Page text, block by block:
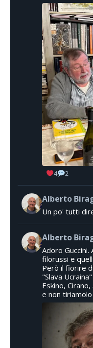
4 2
Alberto
Un po' tutti
Alberto
Adoro Guccini.
filorussi e
Però il fiorire
"Slava
Eskino,
e non